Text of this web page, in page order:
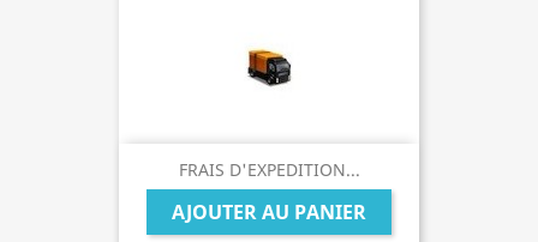
FRAIS D'EXPEDITION...
AJOUTER AU PANIER